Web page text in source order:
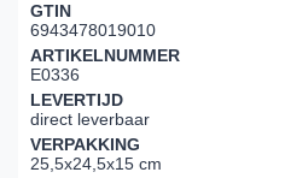
GTIN
6943478019010
ARTIKELNUMMER
E0336
LEVERTIJD
direct leverbaar
VERPAKKING
25,5x24,5x15 cm